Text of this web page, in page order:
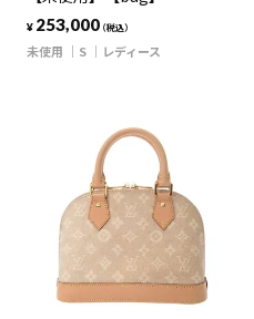
¥ 253,000（税込）
未使用 S レディース